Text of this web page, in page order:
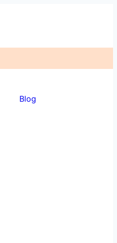
Blog